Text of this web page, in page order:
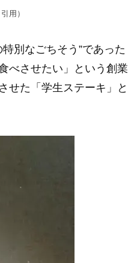
用）
別なごちそう”であった
べさせたい」という創業
せた「学生ステーキ」と